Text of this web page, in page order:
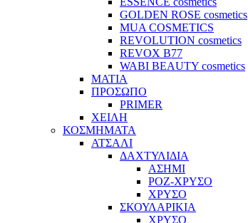
GOLDEN ROSE cosmetics
MUA COSMETICS
REVOLUTION cosmetics
REVOX B77
WABI BEAUTY cosmetics
ΜΑΤΙΑ
ΠΡΟΣΩΠΟ
PRIMER
ΧΕΙΛΗ
ΚΟΣΜΗΜΑΤΑ
ΑΤΣΑΛΙ
ΔΑΧΤΥΛΙΔΙΑ
ΑΣΗΜΙ
ΡΟΖ-ΧΡΥΣΟ
ΧΡΥΣΟ
ΣΚΟΥΛΑΡΙΚΙΑ
ΧΡΥΣΟ